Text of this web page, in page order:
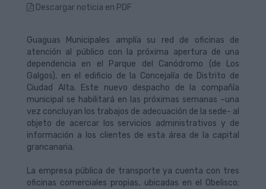
Descargar noticia en PDF
Guaguas Municipales amplía su red de oficinas de
atención al público con la próxima apertura de una
dependencia en el Parque del Canódromo (de Los
Galgos), en el edificio de la Concejalía de Distrito de
Ciudad Alta. Este nuevo despacho de la compañía
municipal se habilitará en las próximas semanas –una
vez concluyan los trabajos de adecuación de la sede- al
objeto de acercar los servicios administrativos y de
información a los clientes de esta área de la capital
grancanaria.
La empresa pública de transporte ya cuenta con tres
oficinas comerciales propias, ubicadas en el Obelisco;